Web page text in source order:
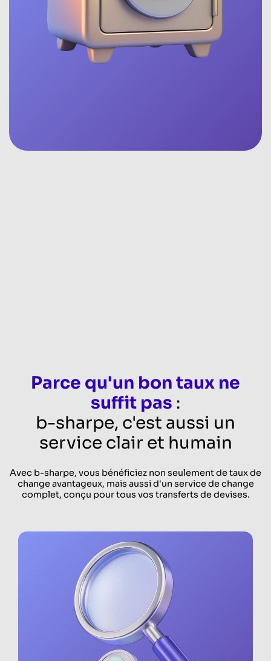
Parce qu'un bon taux ne
suffit pas :
b-sharpe, c'est aussi un
service clair et humain
Avec b-sharpe, vous bénéficiez non seulement de taux de
change avantageux, mais aussi d'un service de change
complet, conçu pour tous vos transferts de devises.